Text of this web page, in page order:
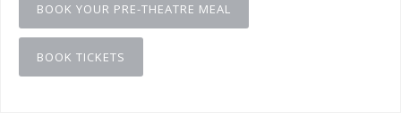
BOOK YOUR PRE-THEATRE MEAL
BOOK TICKETS